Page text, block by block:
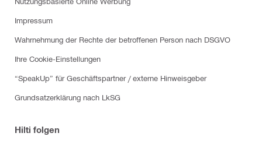
Impressum
Wahrnehmung der Rechte der betroffenen Person nach DSGVO
Ihre Cookie-Einstellungen
“SpeakUp” für Geschäftspartner / externe Hinweisgeber
Grundsatzerklärung nach LkSG
Hilti folgen